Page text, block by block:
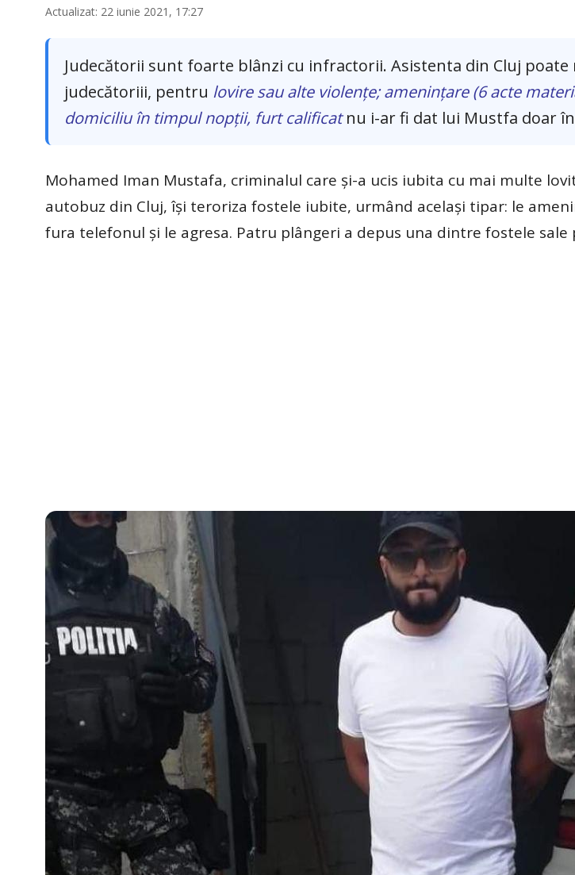
Actualizat: 22 iunie 2021, 17:27
Judecătorii sunt foarte blânzi cu infractorii. Asistenta din Cluj poate
judecătoriii, pentru lovire sau alte violenţe; ameninţare (6 acte
domiciliu în timpul nopţii, furt calificat nu i-ar fi dat lui Mustfa doar
Mohamed Iman Mustafa, criminalul care şi-a ucis iubita cu mai multe
autobuz din Cluj, îşi teroriza fostele iubite, urmând acelaşi tipar: le
fura telefonul şi le agresa. Patru plângeri a depus una dintre fostele sale